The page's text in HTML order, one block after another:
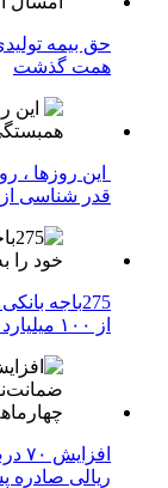
همت گذشت
این روزها ،
قدر شناسی
275باجه
از ۱۰۰ میلیارد ریال افزایش دادند
ریالی صادره